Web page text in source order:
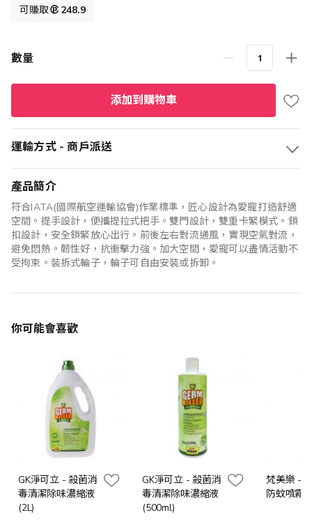
可賺取 248.9
數量
添加到購物車
運輸方式 - 商戶派送
產品簡介
符合IATA(國際航空運輸協會)作業標準，匠心設計為愛寵打造舒適
空間。提手設計，便攜提拉式把手。雙門設計，雙重卡緊模式。鎖
扣設計，安全鎖緊放心出行。前後左右對流通風，實現空氣對流，
避免悶熱。韌性好，抗衝擊力強。加大空間，愛寵可以盡情活動不
受拘束。裝拆式輪子，輪子可自由安裝或拆卸。
你可能會喜歡
GK淨可立 - 殺菌消
毒清潔除味濃縮液
(2L)
GK淨可立 - 殺菌消
毒清潔除味濃縮液
(500ml)
梵美樂 -
防蚊噴霧